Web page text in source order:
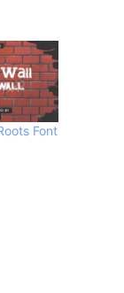
Font